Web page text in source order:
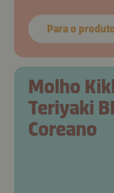
Para o
Molho
Teriyaki
Coreano